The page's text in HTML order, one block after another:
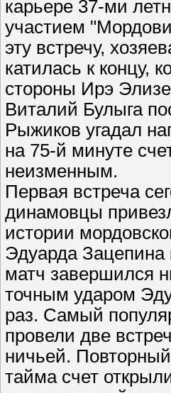
карьере 37-ми
участием
эту встречу,
катилась к концу,
стороны Ирэ
Виталий Булыга
Рыжиков угадал
на 75-й минуте
неизменным.
Первая встреча
динамовцы
истории
Эдуарда Зацепина
матч завершился
точным ударом
раз. Самый
провели две
ничьей.
тайма счет